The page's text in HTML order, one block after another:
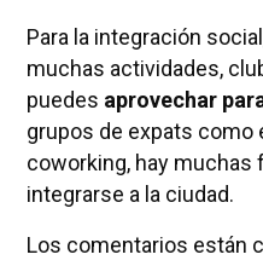
Para la integración
muchas actividades,
puedes aprovechar
grupos de expats como
coworking, hay muchas
integrarse a la ciudad.
Los comentarios están